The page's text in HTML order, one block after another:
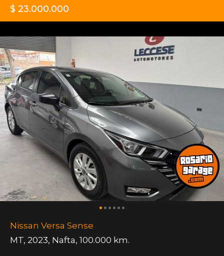
$ 23.000.000
Nissan Versa Sense
MT, 2023, Nafta, 100.000 km.